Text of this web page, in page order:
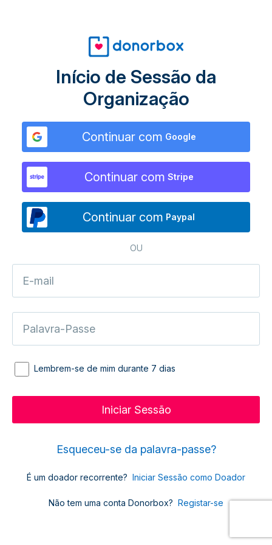
Início de Sessão da
Organização
Continuar com Google
Continuar com Stripe
Continuar com Paypal
OU
Lembrem-se de mim durante 7 dias
Esqueceu-se da palavra-passe?
É um doador recorrente? Iniciar Sessão como Doador
Não tem uma conta Donorbox? Registar-se